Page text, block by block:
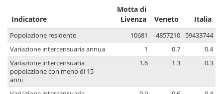
Indicatore
Motta di
Livenza
Veneto Italia
Popolazione residente 10681 4857210
59433744
Variazione intercensuaria annua
1 0.7
0.4
Variazione intercensuaria
popolazione con meno di 15
anni
1.6 1.3 0.3